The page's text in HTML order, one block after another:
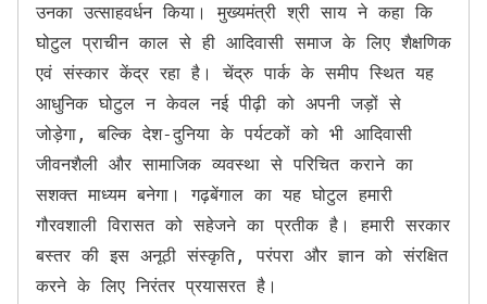
उनका उत्साहवर्धन किया। मुख्यमंत्री श्री साय ने कहा कि
घोटुल प्राचीन काल से ही आदिवासी समाज के लिए शैक्षणिक
एवं संस्कार केंद्र रहा है। चेंद्रु पार्क के समीप स्थित यह
आधुनिक घोटुल न केवल नई पीढ़ी को अपनी जड़ों से
जोड़ेगा, बल्कि देश-दुनिया के पर्यटकों को भी आदिवासी
जीवनशैली और सामाजिक व्यवस्था से परिचित कराने का
सशक्त माध्यम बनेगा। गढ़बेंगाल का यह घोटुल हमारी
गौरवशाली विरासत को सहेजने का प्रतीक है। हमारी सरकार
बस्तर की इस अनूठी संस्कृति, परंपरा और ज्ञान को संरक्षित
करने के लिए निरंतर प्रयासरत है।